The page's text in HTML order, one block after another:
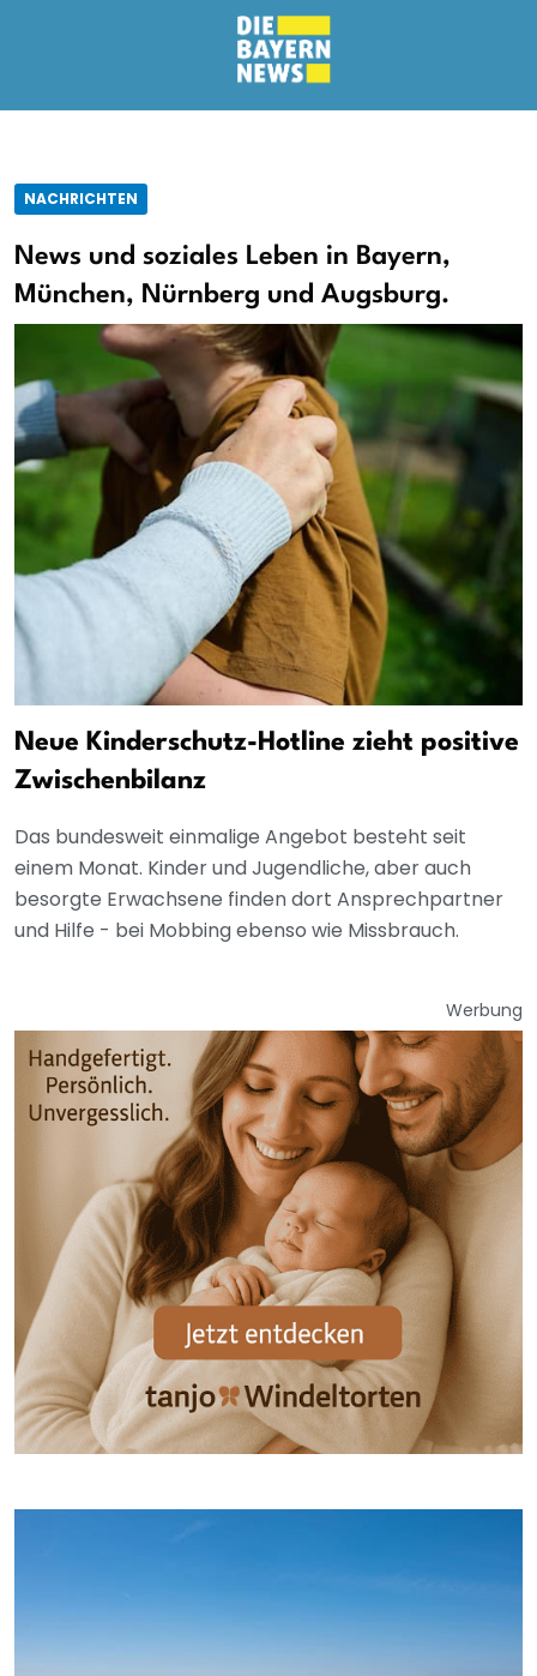
NACHRICHTEN
News und soziales Leben in Bayern,
München, Nürnberg und Augsburg.
Neue Kinderschutz-Hotline zieht positive
Zwischenbilanz
Das bundesweit einmalige Angebot besteht seit
einem Monat. Kinder und Jugendliche, aber auch
besorgte Erwachsene finden dort Ansprechpartner
und Hilfe - bei Mobbing ebenso wie Missbrauch.
Werbung